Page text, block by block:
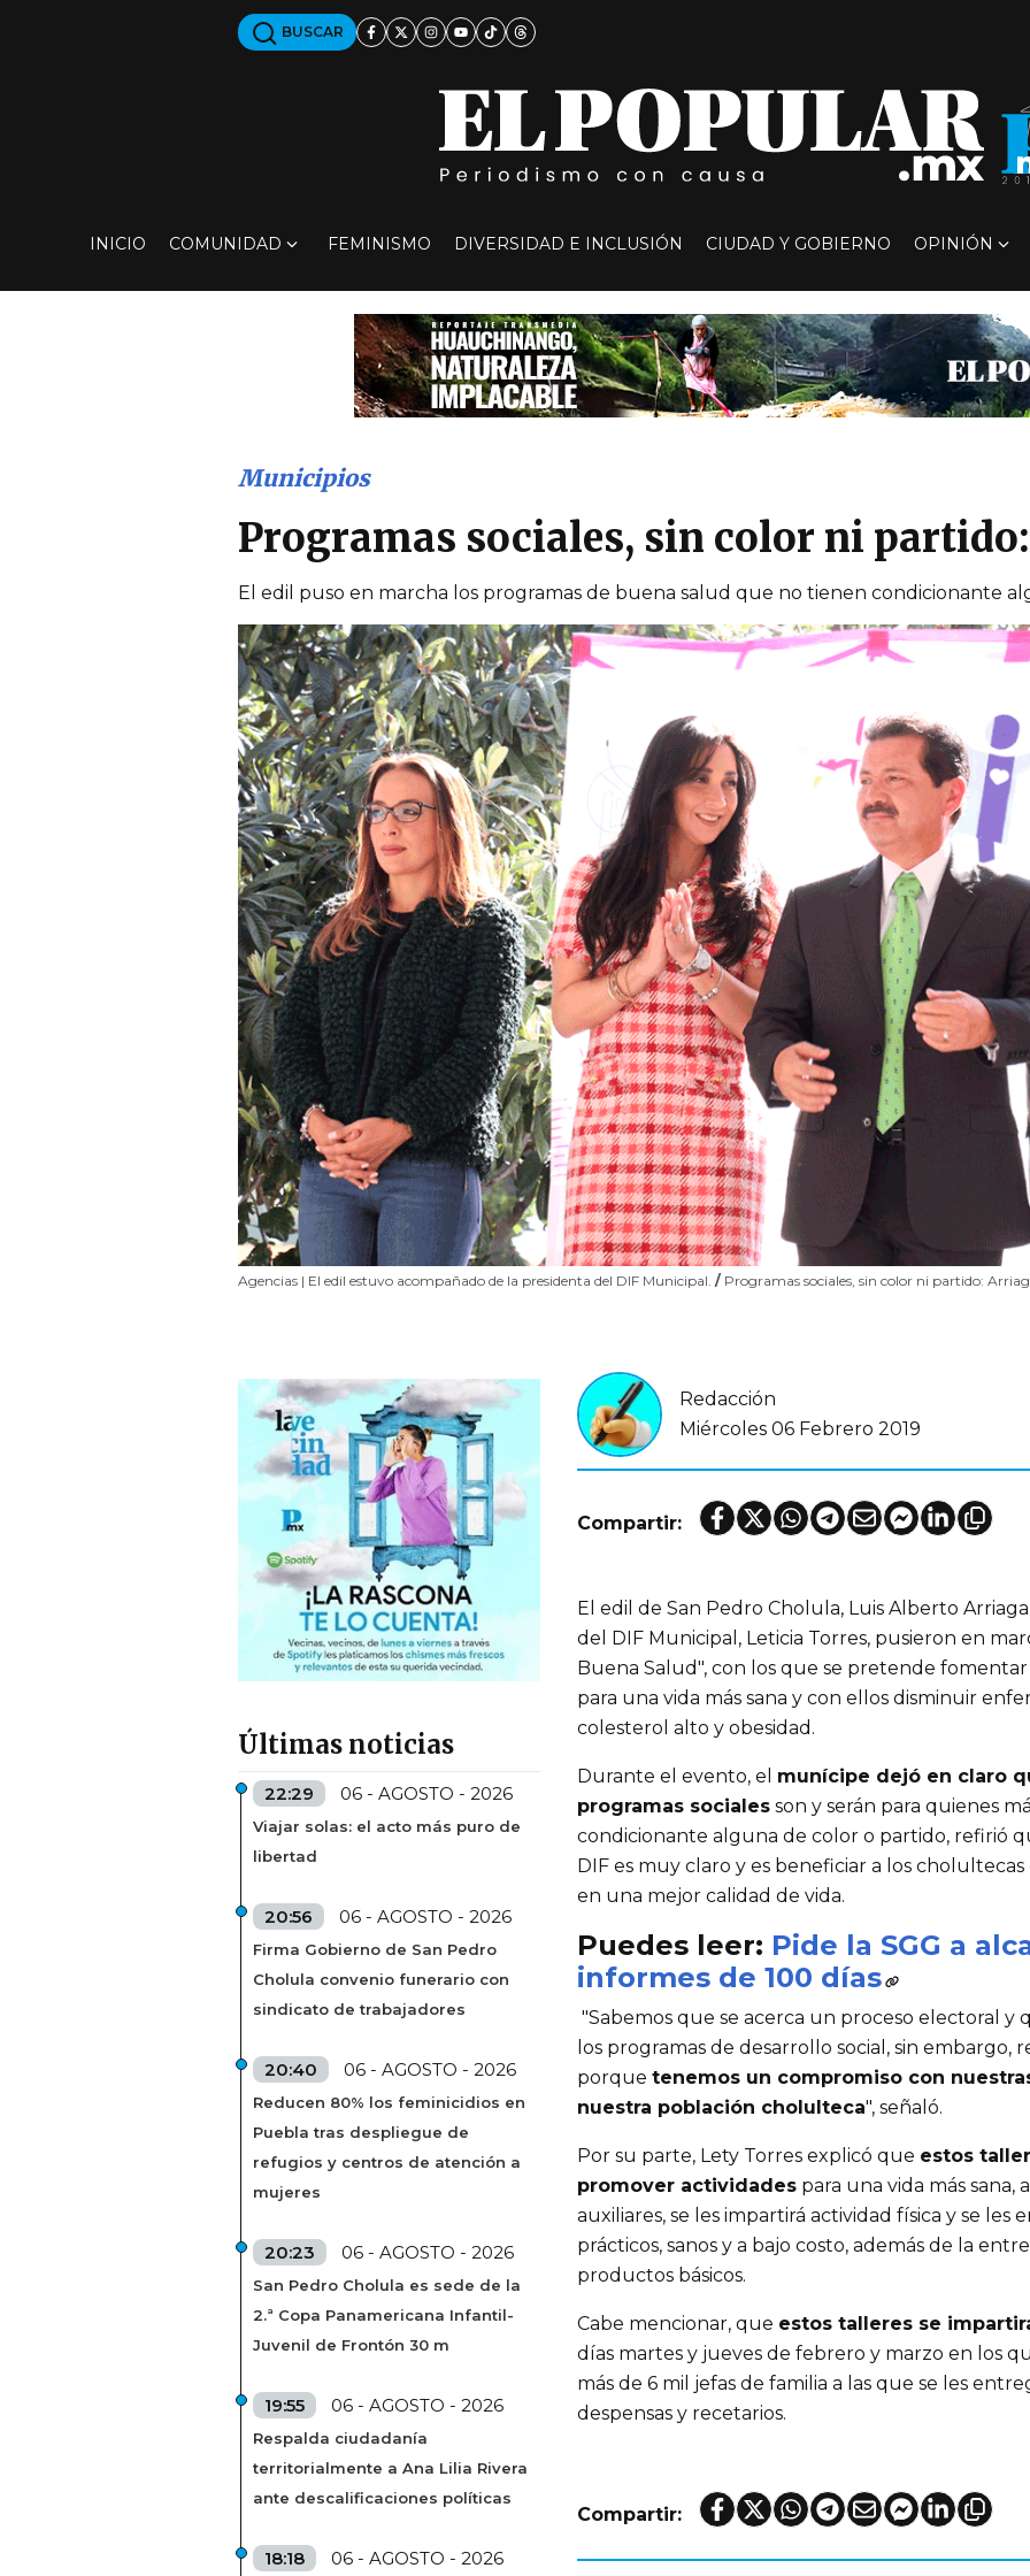
BUSCAR
INICIO COMUNIDAD FEMINISMO DIVERSIDAD E INCLUSIÓN CIUDAD Y GOBIERNO OPINIÓN
Agencias | El edil estuvo acompañado de la presidenta del DIF Municipal. / Programas sociales, sin color ni partido:
Municipios
Programas sociales, sin color ni
El edil puso en marcha los programas de buena salud que no tienen condicionante
Últimas noticias
22:29 06 - AGOSTO - 2026
Viajar solas: el acto más puro de
libertad
20:56 06 - AGOSTO - 2026
Firma Gobierno de San Pedro
Cholula convenio funerario con
sindicato de trabajadores
20:40 06 - AGOSTO - 2026
Reducen 80% los feminicidios en
Puebla tras despliegue de
refugios y centros de atención a
mujeres
20:23 06 - AGOSTO - 2026
San Pedro Cholula es sede de la
2.ª Copa Panamericana Infantil-
Juvenil de Frontón 30 m
19:55 06 - AGOSTO - 2026
Respalda ciudadanía
territorialmente a Ana Lilia Rivera
ante descalificaciones políticas
18:18 06 - AGOSTO - 2026
Redacción
Miércoles 06 Febrero 2019
Compartir:
El edil de San Pedro Cholula, Luis Alberto
del DIF Municipal, Leticia Torres, pusieron en
Buena Salud", con los que se pretende
para una vida más sana y con ellos disminuir
colesterol alto y obesidad.
Durante el evento, el munícipe dejó en claro
programas sociales son y serán para quienes
condicionante alguna de color o partido, refirió
DIF es muy claro y es beneficiar a los
en una mejor calidad de vida.
Puedes leer: Pide la SGG a
informes de 100 días
"Sabemos que se acerca un proceso electoral y
los programas de desarrollo social, sin embargo,
porque tenemos un compromiso con
nuestra población cholulteca", señaló.
Por su parte, Lety Torres explicó que estos
promover actividades para una vida más sana,
auxiliares, se les impartirá actividad física y se les
prácticos, sanos y a bajo costo, además de la
productos básicos.
Cabe mencionar, que estos talleres se
días martes y jueves de febrero y marzo en los
más de 6 mil jefas de familia a las que se les
despensas y recetarios.
Compartir: